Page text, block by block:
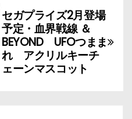
セガプライズ2月登場
予定・血界戦線 ＆
BEYOND UFOつまま
れ アクリルキーチ
ェーンマスコット